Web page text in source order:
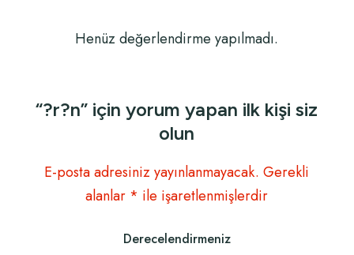
Henüz değerlendirme yapılmadı.
“?r?n” için yorum yapan ilk kişi siz
olun
E-posta adresiniz yayınlanmayacak. Gerekli
alanlar * ile işaretlenmişlerdir
Derecelendirmeniz